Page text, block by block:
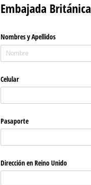
Embajada Británica
Nombres y Apellidos
Celular
Pasaporte
Dirección en Reino Unido